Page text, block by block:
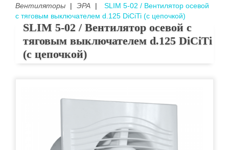
Вентиляторы
| ЭРА |
SLIM 5-02 / Вентилятор осевой
с тяговым выключателем d.125 DiCiTi (с цепочкой)
SLIM 5-02 / Вентилятор осевой с
тяговым выключателем d.125 DiCiTi
(с цепочкой)